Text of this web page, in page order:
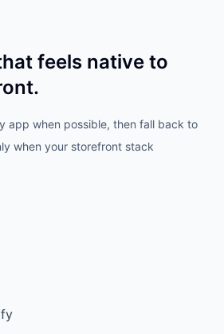
feels native to
app when possible, then fall back to
when your storefront stack